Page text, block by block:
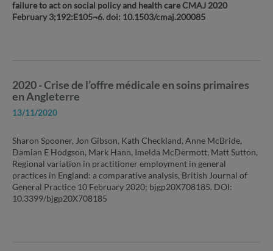
failure to act on social policy and health care CMAJ 2020
February 3;192:E105¬6. doi: 10.1503/cmaj.200085
2020 - Crise de l’offre médicale en soins primaires
en Angleterre
13/11/2020
Sharon Spooner, Jon Gibson, Kath Checkland, Anne McBride,
Damian E Hodgson, Mark Hann, Imelda McDermott, Matt Sutton,
Regional variation in practitioner employment in general
practices in England: a comparative analysis, British Journal of
General Practice 10 February 2020; bjgp20X708185. DOI:
10.3399/bjgp20X708185